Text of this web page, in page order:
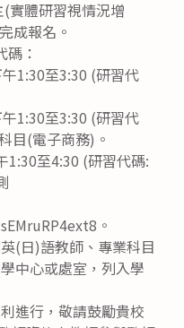
實體研習視情況增
成報名。
：
1:30至3:30 (研習代
1:30至3:30 (研習代
目(電子商務)。
1:30至4:30 (研習代碼:
。
(日)語教師、專業科目
中心或處室，列入學
進行，敬請鼓勵貴校